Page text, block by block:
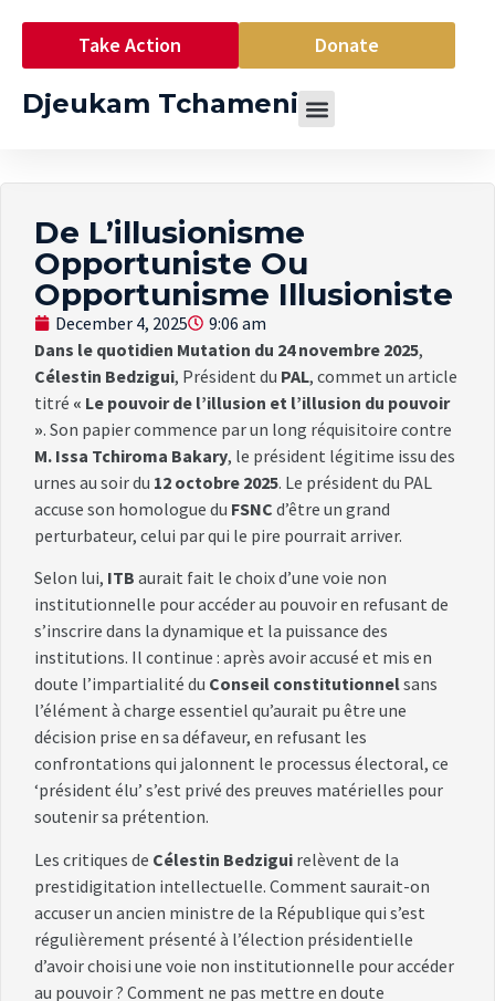
Djeukam Tchameni
Take Action Donate
De L’illusionisme
Opportuniste Ou
Opportunisme Illusioniste
December 4, 2025
9:06 am
Dans le quotidien Mutation du 24 novembre 2025,
Célestin Bedzigui, Président du PAL, commet un article
titré « Le pouvoir de l’illusion et l’illusion du pouvoir
». Son papier commence par un long réquisitoire contre
M. Issa Tchiroma Bakary, le président légitime issu des
urnes au soir du 12 octobre 2025. Le président du PAL
accuse son homologue du FSNC d’être un grand
perturbateur, celui par qui le pire pourrait arriver.
Selon lui, ITB aurait fait le choix d’une voie non
institutionnelle pour accéder au pouvoir en refusant de
s’inscrire dans la dynamique et la puissance des
institutions. Il continue : après avoir accusé et mis en
doute l’impartialité du Conseil constitutionnelsans
l’élément à charge essentiel qu’aurait pu être une
décision prise en sa défaveur, en refusant les
confrontations qui jalonnent le processus électoral, ce
‘président élu’ s’est privé des preuves matérielles pour
soutenir sa prétention.
Les critiques de Célestin Bedzigui relèvent de la
prestidigitation intellectuelle. Comment saurait-on
accuser un ancien ministre de la République qui s’est
régulièrement présenté à l’élection présidentielle
d’avoir choisi une voie non institutionnelle pour accéder
au pouvoir ? Comment ne pas mettre en doute